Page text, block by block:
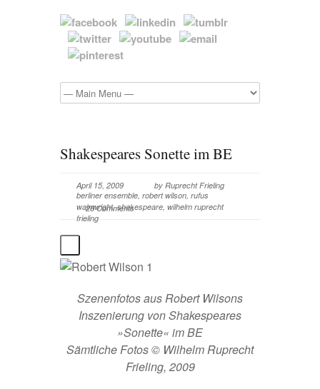
Shakespeares Sonette im BE
April 15, 2009 by Ruprecht Frieling
berliner ensemble, robert wilson, rufus
wainwright,shakespeare, wilhelm ruprecht
frieling
26 Comments
Szenenfotos aus Robert Wilsons
Inszenierung von Shakespeares
»Sonette« im BE
Sämtliche Fotos © Wilhelm Ruprecht
Frieling, 2009